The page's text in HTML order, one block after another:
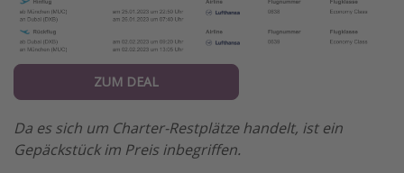
ZUM DEAL
Da es sich um Charter-Restplätze handelt, ist ein
Gepäckstück im Preis inbegriffen.